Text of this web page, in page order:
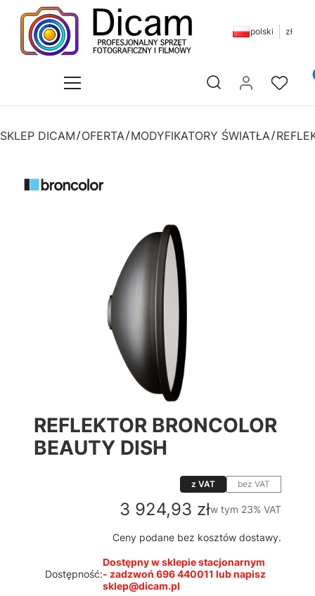
polski zł
Otwórz wyszukiwarkę
SKLEP DICAM OFERTA MODYFIKATORY ŚWIATŁA
REFLEKTOR BRONCOLOR
BEAUTY DISH
z VAT bez VAT
Cena
3 924,93 złw tym 23% VAT
w tym 23% VAT
Ceny podane bez kosztów dostawy.
Dostępność:
Dostępny w sklepie stacjonarnym
- zadzwoń 696 440011 lub napisz
sklep@dicam.pl